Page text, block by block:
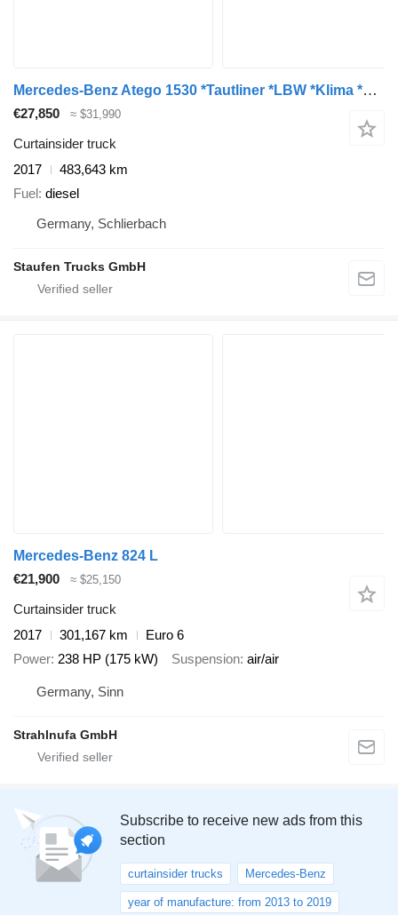
Mercedes-Benz Atego 1530 *Tautliner *LBW *Klima *Standheizung *E6
€27,850 ≈ $31,990
Curtainsider truck
2017
483,643 km
Fuel diesel
Germany, Schlierbach
Staufen Trucks GmbH
Mercedes-Benz 824 L
€21,900
≈ $25,150
Curtainsider truck
2017
301,167 km
Euro 6
Power 238 HP (175 kW) Suspension air/air
Germany, Sinn
Strahlnufa GmbH
Subscribe to receive new ads from this
section
curtainsider trucks Mercedes-Benz
year of manufacture: from 2013 to 2019